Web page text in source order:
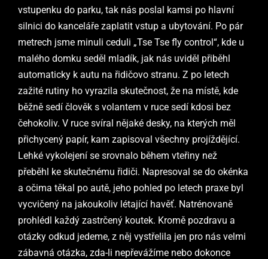
vstupenku do parku, tak nás poslal kamsi po hlavní
silnici do kanceláře zaplatit vstup a ubytování. Po pár
metrech jsme minuli ceduli „Tse Tse fly control“, kde u
malého domku seděl mladík, jak nás uviděl přiběhl
automaticky k autu na řidičovo stranu. Z po letech
zažité rutiny ho vyrazila skutečnost, že na místě, kde
běžně sedí člověk s volantem v ruce sedí kdosi bez
čehokoliv. V ruce svíral nějaké desky, na kterých měl
přichycený papír, kam zapisoval všechny projíždějící.
Lehké vykolejení se srovnalo během vteřiny než
přeběhl ke skutečnému řidiči. Napresoval se do okénka
a očima těkal po autě, jeho pohled po letech praxe byl
vycvičený na jakoukoliv létající havěť. Natrénovaně
prohlédl každý zastrčený koutek. Kromě pozdravu a
otázky odkud jedeme, z něj vystřelila jen pro nás velmi
zábavná otázka, zda-li nepřevážíme nebo dokonce